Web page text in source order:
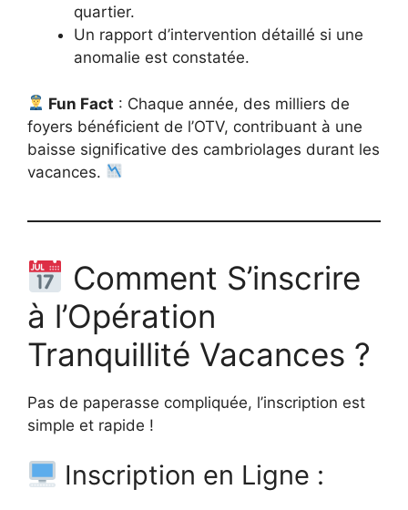
quartier.
Un rapport d’intervention détaillé si une
anomalie est constatée.
Fun Fact : Chaque année, des milliers de
foyers bénéficient de l’OTV, contribuant à une
baisse significative des cambriolages durant les
vacances.
Comment S’inscrire
à l’Opération
Tranquillité Vacances ?
Pas de paperasse compliquée, l’inscription est
simple et rapide !
Inscription en Ligne :